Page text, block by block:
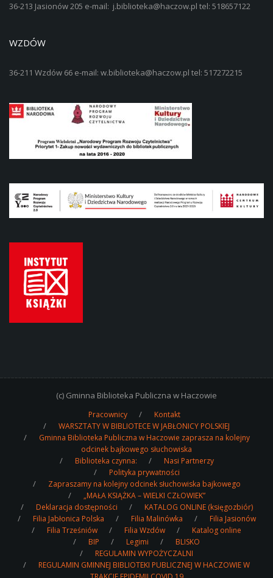
36-213 Jasionów 205 e-mail: j.biblioteka@haczow.pl tel: 518657122
WZDÓW
36-211 Wzdów 66 e-mail: w.biblioteka@haczow.pl tel: 517272215
(c) Gminna Biblioteka Publiczna w Haczowie
Pracownicy
Kontakt
WARSZTATY W BIBLIOTECE W JABŁONICY POLSKIEJ
Gminna Biblioteka Publiczna w Haczowie zaprasza na kolejny
odcinek bajkowego słuchowiska
Biblioteka czynna:
Nasi Partnerzy
Polityka prywatności
Zapraszamy na kolejny odcinek słuchowiska bajkowego
„MAŁA KSIĄŻKA – WIELKI CZŁOWIEK”
Deklaracja dostępności
KATALOG ONLINE (księgozbiór)
Filia Jabłonica Polska
Filia Malinówka
Filia Jasionów
Filia Trześniów
Filia Wzdów
Katalog online
BIP
Legimi
BLISKO
REGULAMIN WYPOŻYCZALNI
REGULAMIN GMINNEJ BIBLIOTEKI PUBLICZNEJ W HACZOWIE W